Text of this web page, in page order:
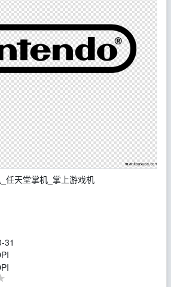
任天堂掌机_掌上游戏机
31